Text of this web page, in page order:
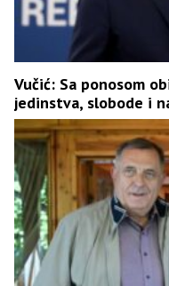
Vučić: Sa ponosom
jedinstva, slobode i